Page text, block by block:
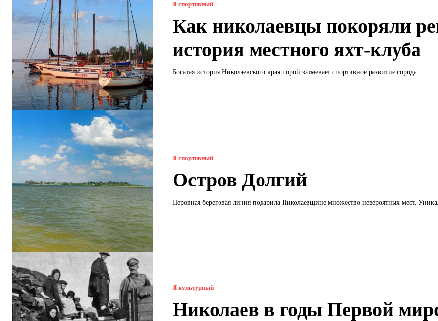
Я спортивный
Как николаевцы покоряли
история местного яхт-клуба
Богатая история Николаевского края порой затмевает спортивное развитие города....
Я спортивный
Остров Долгий
Неровная береговая линия подарила Николаевщине множество невероятных мест.
Я культурный
Николаев в годы Первой